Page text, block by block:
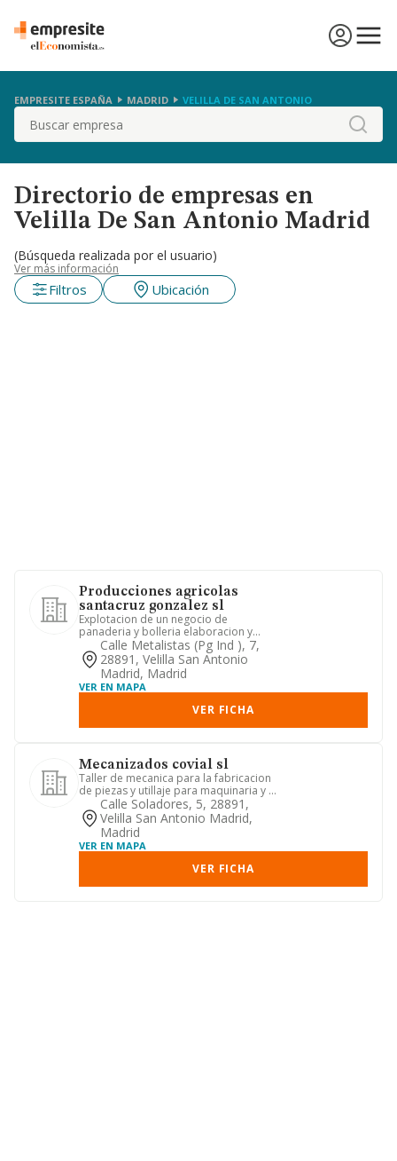
EMPRESITE ESPAÑA MADRID VELILLA DE SAN ANTONIO
Buscar
Directorio de empresas en
Velilla De San Antonio Madrid
(Búsqueda realizada por el usuario)
Ver más información
Filtros Ubicación
Producciones agricolas
santacruz gonzalez sl
Explotacion de un negocio de
panaderia y bolleria elaboracion y
comercializacion de vinos y aceites...
Calle Metalistas (pg Ind ), 7,
28891, Velilla San Antonio
Madrid, Madrid
VER EN MAPA
VER FICHA
Mecanizados covial sl
Taller de mecanica para la fabricacion
de piezas y utillaje para maquinaria y la
comercializacion d...
Calle Soladores, 5, 28891,
Velilla San Antonio Madrid,
Madrid
VER EN MAPA
VER FICHA